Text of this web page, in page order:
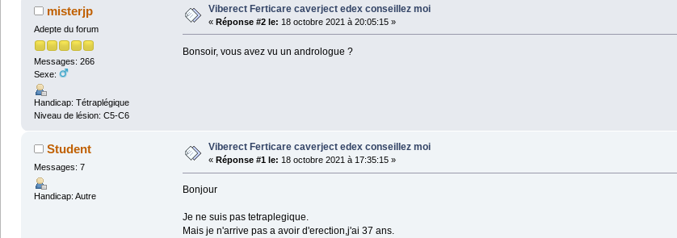
misterjp
Adepte du forum
Messages: 266
Sexe:
Handicap: Tétraplégique
Niveau de lésion: C5-C6
Viberect Ferticare caverject edex conseillez moi
« Réponse #2 le: 18 octobre 2021 à 20:05:15 »
Bonsoir, vous avez vu un andrologue ?
Student
Messages: 7
Handicap: Autre
Viberect Ferticare caverject edex conseillez moi
« Réponse #1 le: 18 octobre 2021 à 17:35:15 »
Bonjour
Je ne suis pas tetraplegique.
Mais je n'arrive pas a avoir d'erection,j'ai 37 ans.